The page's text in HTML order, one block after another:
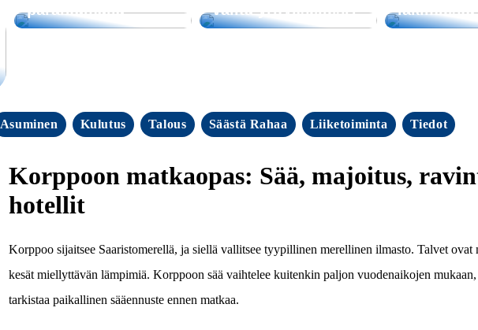
parantamalla
valita yrityksellesi?
lakimiestä
Asuminen Kulutus Talous Säästä Rahaa Liiketoiminta Tiedot
Korppoon matkaopas: Sää, majoitus,
hotellit
Korppoo sijaitsee Saaristomerellä, ja siellä vallitsee tyypillinen merellinen ilmasto. Talvet ovat
kesät miellyttävän lämpimiä. Korppoon sää vaihtelee kuitenkin paljon vuodenaikojen
tarkistaa paikallinen sääennuste ennen matkaa.